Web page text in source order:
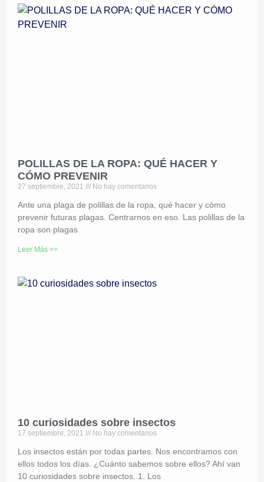
POLILLAS DE LA ROPA: QUÉ HACER Y
CÓMO PREVENIR
27 septiembre, 2021 No hay comentarios
Ante una plaga de polillas de la ropa, qué hacer y cómo
prevenir futuras plagas. Centrarnos en eso. Las polillas de la
ropa son plagas
Leer Más >>
10 curiosidades sobre insectos
17 septiembre, 2021 No hay comentarios
Los insectos están por todas partes. Nos encontramos con
ellos todos los días. ¿Cuánto sabemos sobre ellos? Ahí van
10 curiosidades sobre insectos. 1. Los